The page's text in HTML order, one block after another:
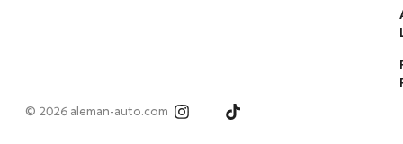
© 2026 aleman-auto.com